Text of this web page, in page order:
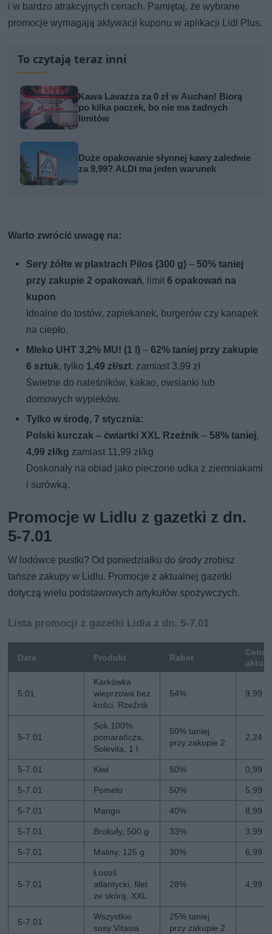
i w bardzo atrakcyjnych cenach. Pamiętaj, że wybrane
promocje wymagają aktywacji kuponu w aplikacji Lidl Plus.
To czytają teraz inni
Kawa Lavazza za 0 zł w Auchan! Biorą
po kilka paczek, bo nie ma żadnych
limitów
Duże opakowanie słynnej kawy zaledwie
za 9,99? ALDI ma jeden warunek
Warto zwrócić uwagę na:
Sery żółte w plastrach Pilos (300 g) – 50% taniej
przy zakupie 2 opakowań, limit6 opakowań na
kupon
Idealne do tostów, zapiekanek, burgerów czy kanapek
na ciepło.
Mleko UHT 3,2% MU! (1 l) –62% taniej przy zakupie
6 sztuk, tylko 1,49 zł/szt. zamiast 3,99 zł
Świetne do naleśników, kakao, owsianki lub
domowych wypieków.
Tylko w środę, 7 stycznia:
Polski kurczak – ćwiartki XXL Rzeźnik – 58% taniej,
4,99 zł/kg zamiast 11,99 zł/kg
Doskonały na obiad jako pieczone udka z ziemniakami
i surówką.
Promocje w Lidlu z gazetki z dn.
5-7.01
W lodówce pustki? Od poniedziałku do środy zrobisz
tańsze zakupy w Lidlu. Promocje z aktualnej gazetki
dotyczą wielu podstawowych artykułów spożywczych.
Lista promocji z gazetki Lidla z dn. 5-7.01
Data Produkt Rabat
Cena
5.01
Karkówka
wieprzowa bez
kości, Rzeźnik
54% 9,99
5-7.01
Sok 100%
pomarańcza,
Solevita, 1 l
50% taniej
przy zakupie 2
2,24
5-7.01 Kiwi 50% 0,99
5-7.01 Pomelo 50% 5,99
5-7.01 Mango 40% 8,99
5-7.01 Brokuły, 500 g 33% 3,99
5-7.01 Maliny, 125 g 30% 6,99
5-7.01
Łosoś
atlantycki, filet
ze skórą, XXL
28% 4,99
5-7.01
Wszystkie
sosy Vitasia
25% taniej
przy zakupie 2